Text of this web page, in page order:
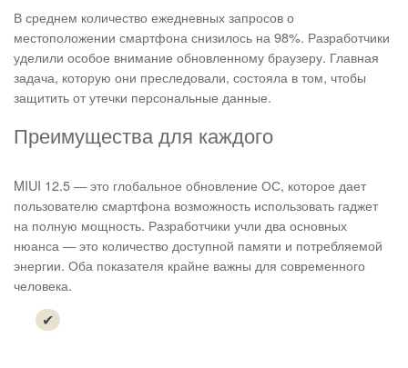
В среднем количество ежедневных запросов о
местоположении смартфона снизилось на 98%. Разработчики
уделили особое внимание обновленному браузеру. Главная
задача, которую они преследовали, состояла в том, чтобы
защитить от утечки персональные данные.
Преимущества для каждого
MIUI 12.5 — это глобальное обновление ОС, которое дает
пользователю смартфона возможность использовать гаджет
на полную мощность. Разработчики учли два основных
нюанса — это количество доступной памяти и потребляемой
энергии. Оба показателя крайне важны для современного
человека.